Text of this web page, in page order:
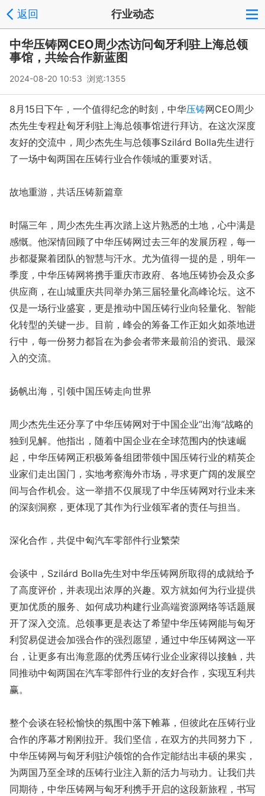
返回 行业动态
中华压铸网CEO周少杰访问匈牙利驻上海总领
事馆，共绘合作新蓝图
2024-08-20 10:53 浏览:1355
8月15日下午，一个值得纪念的时刻，中华压铸网CEO周少
杰先生专程赴匈牙利驻上海总领事馆进行拜访。在这次深度
友好的交流中，周少杰先生与总领事Szilárd Bolla先生进行
了一场中匈两国在压铸行业合作领域的重要对话。
故地重游，共话压铸新篇章
时隔三年，周少杰先生再次踏上这片熟悉的土地，心中满是
感慨。他深情回顾了中华压铸网过去三年的发展历程，每一
步都凝聚着团队的智慧与汗水。尤为值得一提的是，明年一
季度，中华压铸网将携手重庆市政府、各地压铸协会及众多
供应商，在山城重庆共同举办第三届轻量化高峰论坛。这不
仅是一场行业盛宴，更是推动中国压铸行业向轻量化、智能
化转型的关键一步。目前，峰会的筹备工作正如火如荼地进
行中，每一份努力都旨在为参会者带来最前沿的资讯、最深
入的交流。
扬帆出海，引领中国压铸走向世界
周少杰先生还分享了中华压铸网对于中国企业“出海”战略的
独到见解。他指出，随着中国企业在全球范围内的快速崛
起，中华压铸网正积极筹备组团带领中国压铸行业的精英企
业家们走出国门，实地考察海外市场，寻求更广阔的发展空
间与合作机会。这一举措不仅展现了中华压铸网对行业未来
的深刻洞察，更体现了其作为行业领军者的责任与担当。
深化合作，共促中匈汽车零部件行业繁荣
会谈中，Szilárd Bolla先生对中华压铸网所取得的成就给予
了高度评价，并表现出浓厚的兴趣。双方就如何为行业提供
更加优质的服务、如何成功构建行业高端资源网络等话题展
开了深入交流。总领事更是表达了希望中华压铸网能与匈牙
利贸易促进会加强合作的强烈愿望，通过中华压铸网这一平
台，让更多有出海意愿的优秀压铸行业企业家得以接触，共
同推动中匈两国在汽车零部件行业的友好合作，实现互利共
赢。
整个会谈在轻松愉快的氛围中落下帷幕，但彼此在压铸行业
合作的序幕才刚刚拉开。我们坚信，在双方的共同努力下，
中华压铸网与匈牙利驻沪领馆的合作定能结出丰硕的果实，
为两国乃至全球的压铸行业注入新的活力与动力。让我们共
同期待，中华压铸网与匈牙利携手开启的这段新旅程，书写